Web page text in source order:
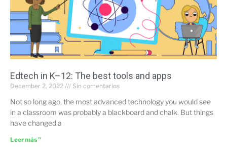
Edtech in K–12: The best tools and apps
December 2, 2022 Sin comentarios
Not so long ago, the most advanced technology you would see
in a classroom was probably a blackboard and chalk. But things
have changed a
Leer más "